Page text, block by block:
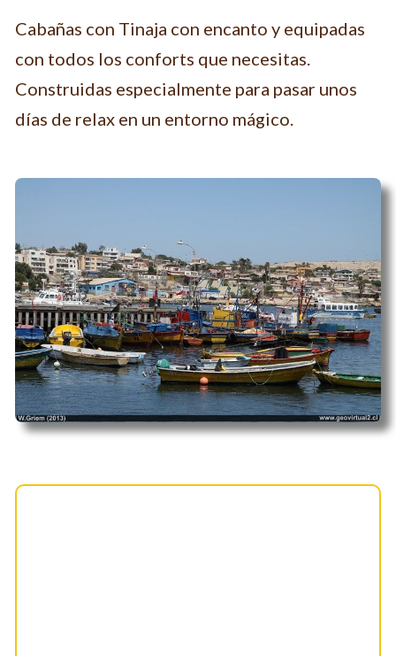
Cabañas con Tinaja con encanto y equipadas
con todos los conforts que necesitas.
Construidas especialmente para pasar unos
días de relax en un entorno mágico.